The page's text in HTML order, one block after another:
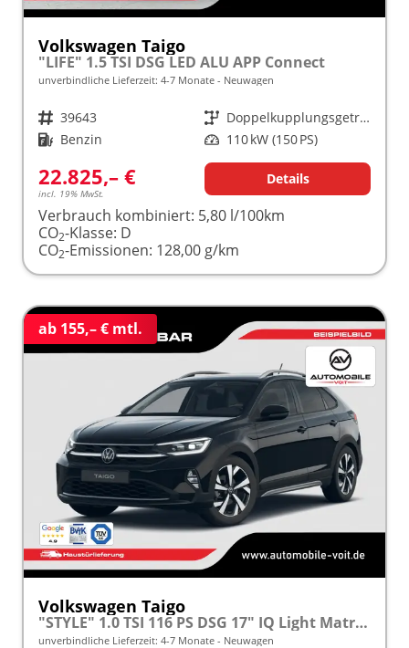
Volkswagen Taigo
"LIFE" 1.5 TSI DSG LED ALU APP Connect
unverbindliche Lieferzeit: 4-7 Monate Neuwagen
Fahrzeugnr. 39643 Getriebe
Doppelkupplungsgetriebe (DSG)
Kraftstoff Benzin Leistung 110 kW (150 PS)
22.825,– €
incl. 19% MwSt.
Details
Verbrauch kombiniert: 5,80 l/100km
CO2-Klasse: D
CO2-Emissionen: 128,00 g/km
ab 155,– € mtl.
Volkswagen Taigo
"STYLE" 1.0 TSI 116 PS DSG 17" IQ Light Matrix-LED
unverbindliche Lieferzeit: 4-7 Monate Neuwagen